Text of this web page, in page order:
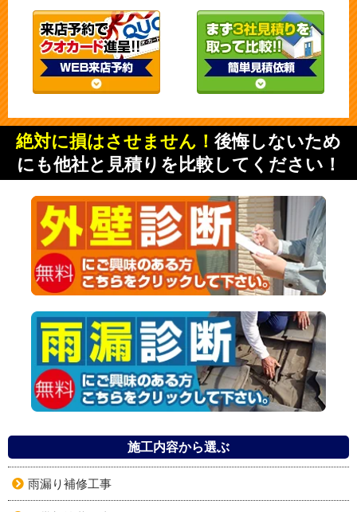
絶対に損はさせません！ 後悔しないため
にも他社と見積りを比較してください！
施工内容から選ぶ
雨漏り補修工事